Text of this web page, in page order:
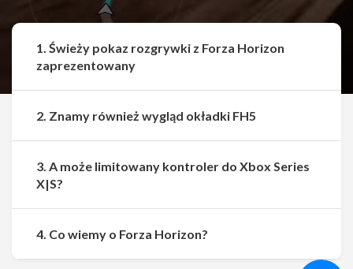
Udostępnij
1. Świeży pokaz rozgrywki z Forza Horizon
zaprezentowany
2. Znamy również wygląd okładki FH5
3. A może limitowany kontroler do Xbox Series
X|S?
4. Co wiemy o Forza Horizon?